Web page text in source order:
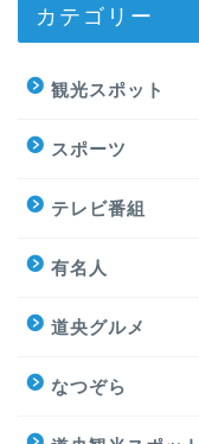
カテゴリー
観光スポット
スポーツ
テレビ番組
有名人
道央グルメ
なつぞら